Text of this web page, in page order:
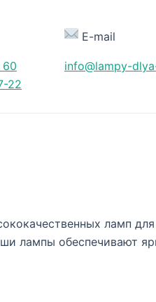
60
22
E-mail
info@lampy-
ламп
лампы обеспечивают